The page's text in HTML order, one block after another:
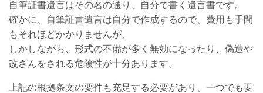
自筆証書遺言はその名の通り、自分で書く遺言書です。
確かに、自筆証書遺言は自分で作成するので、費用も手間
もそれほどかかりませんが、
しかしながら、形式の不備が多く無効になったり、偽造や
改ざんをされる危険性が十分あります。
上記の根拠条文の要件も充足する必要があり、一つでも要